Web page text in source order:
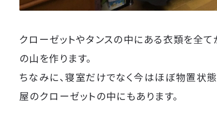
クローゼットやタンスの中にある衣類を全て
の山を作ります。
ちなみに、寝室だけでなく今はほぼ物置状
屋のクローゼットの中にもあります。